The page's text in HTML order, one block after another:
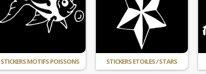
STICKERS MOTIFS POISSONS STICKERS ETOILES / STARS